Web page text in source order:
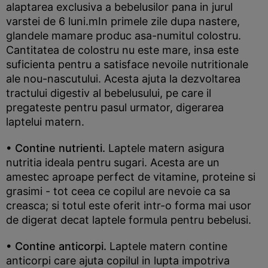
alaptarea exclusiva a bebelusilor pana in jurul
varstei de 6 luni.mIn primele zile dupa nastere,
glandele mamare produc asa-numitul colostru.
Cantitatea de colostru nu este mare, insa este
suficienta pentru a satisface nevoile nutritionale
ale nou-nascutului. Acesta ajuta la dezvoltarea
tractului digestiv al bebelusului, pe care il
pregateste pentru pasul urmator, digerarea
laptelui matern.
• Contine nutrienti. Laptele matern asigura
nutritia ideala pentru sugari. Acesta are un
amestec aproape perfect de vitamine, proteine si
grasimi - tot ceea ce copilul are nevoie ca sa
creasca; si totul este oferit intr-o forma mai usor
de digerat decat laptele formula pentru bebelusi.
• Contine anticorpi. Laptele matern contine
anticorpi care ajuta copilul in lupta impotriva